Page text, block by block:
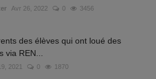
Avr 26, 2022 0 3456
des élèves qui ont loué des
via REN...
2021 0 1870